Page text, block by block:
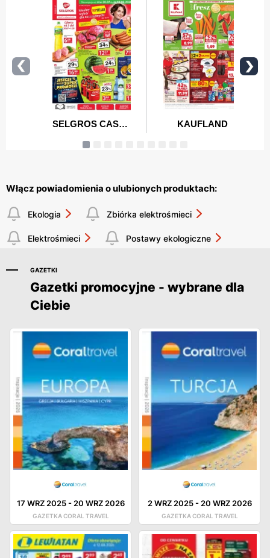
Włącz powiadomienia o ulubionych produktach:
Ekologia Zbiórka elektrośmieci
Elektrośmieci Postawy ekologiczne
GAZETKI
Gazetki promocyjne - wybrane dla
Ciebie
17 WRZ 2025- 20 WRZ 2026
GAZETKA CORAL TRAVEL
2 WRZ 2025- 20 WRZ 2026
GAZETKA CORAL TRAVEL